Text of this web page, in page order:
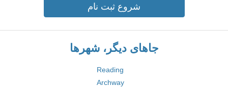
شروع ثبت نام
جاهای دیگر، شهرها
Reading
Archway